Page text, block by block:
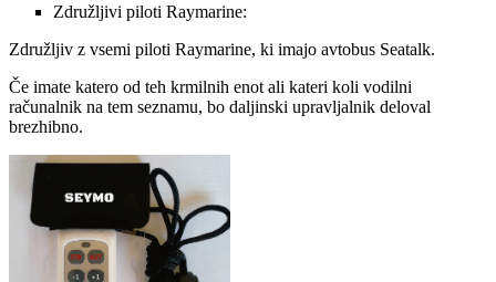
Združljivi piloti Raymarine:
Združljiv z vsemi piloti Raymarine, ki imajo avtobus Seatalk.
Če imate katero od teh krmilnih enot ali kateri koli vodilni
računalnik na tem seznamu, bo daljinski upravljalnik deloval
brezhibno.